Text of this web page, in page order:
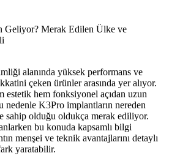
alanında yüksek performans ve
çeken ürünler arasında yer alıyor.
estetik hem fonksiyonel açıdan uzun
nedenle K3Pro implantların nereden
sahip olduğu oldukça merak ediliyor.
bu konuda kapsamlı bilgi
menşei ve teknik avantajlarını detaylı
yaratabilir.